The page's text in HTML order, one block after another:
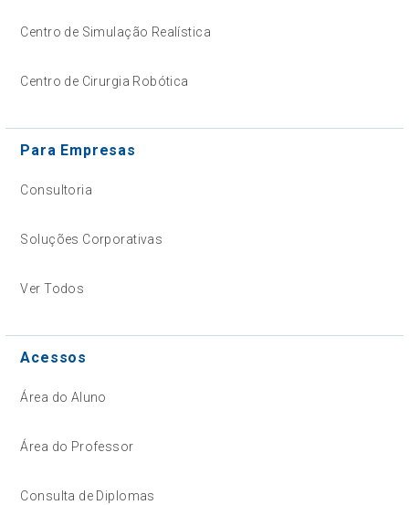
Centro de Simulação Realística
Centro de Cirurgia Robótica
Para Empresas
Consultoria
Soluções Corporativas
Ver Todos
Acessos
Área do Aluno
Área do Professor
Consulta de Diplomas